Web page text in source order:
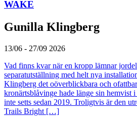
WAKE
Gunilla Klingberg
13/06 - 27/09 2026
Vad finns kvar när en kropp lämnar
separatutställning med helt nya
Klingberg det oöverblickbara och
kronärtsblåvinge hade länge sin hemvist
inte setts sedan 2019. Troligtvis är den
Trails Bright […]